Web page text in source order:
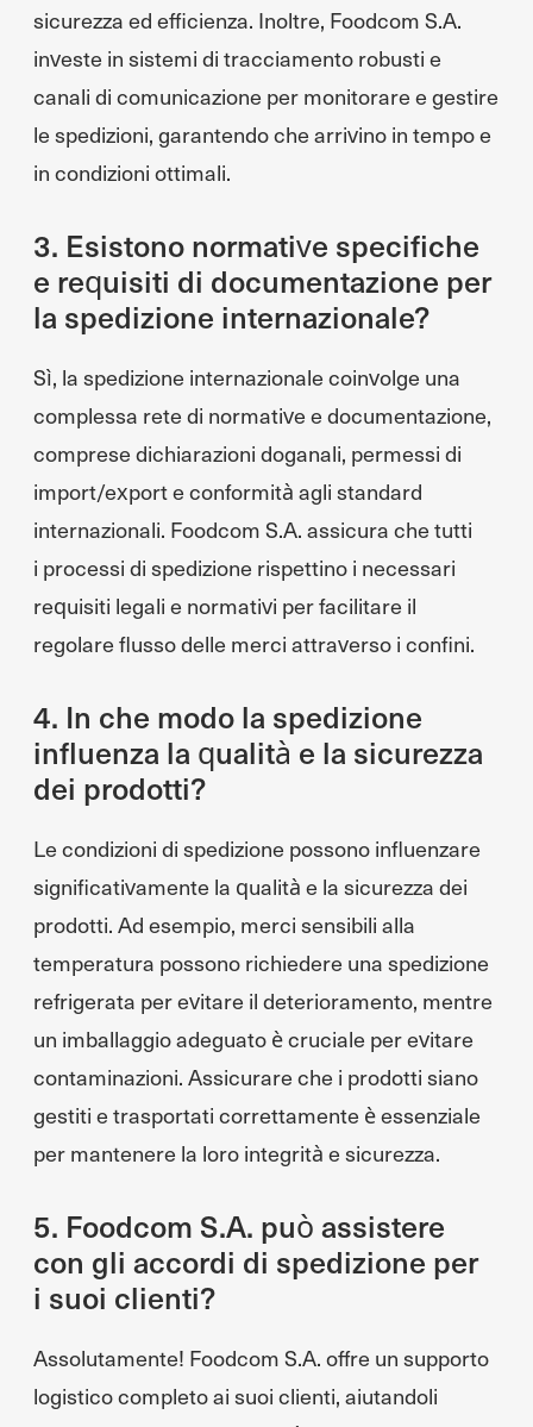
sicurezza ed efficienza. Inoltre, Foodcom S.A.
investe in sistemi di tracciamento robusti e
canali di comunicazione per monitorare e gestire
le spedizioni, garantendo che arrivino in tempo e
in condizioni ottimali.
3. Esistono normative specifiche
e requisiti di documentazione per
la spedizione internazionale?
Sì, la spedizione internazionale coinvolge una
complessa rete di normative e documentazione,
comprese dichiarazioni doganali, permessi di
import/export e conformità agli standard
internazionali. Foodcom S.A. assicura che tutti
i processi di spedizione rispettino i necessari
requisiti legali e normativi per facilitare il
regolare flusso delle merci attraverso i confini.
4. In che modo la spedizione
influenza la qualità e la sicurezza
dei prodotti?
Le condizioni di spedizione possono influenzare
significativamente la qualità e la sicurezza dei
prodotti. Ad esempio, merci sensibili alla
temperatura possono richiedere una spedizione
refrigerata per evitare il deterioramento, mentre
un imballaggio adeguato è cruciale per evitare
contaminazioni. Assicurare che i prodotti siano
gestiti e trasportati correttamente è essenziale
per mantenere la loro integrità e sicurezza.
5. Foodcom S.A. può assistere
con gli accordi di spedizione per
i suoi clienti?
Assolutamente! Foodcom S.A. offre un supporto
logistico completo ai suoi clienti, aiutandoli